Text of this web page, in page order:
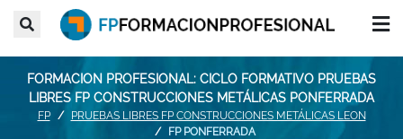
FORMACION PROFESIONAL: CICLO FORMATIVO PRUEBAS
LIBRES FP CONSTRUCCIONES METÁLICAS PONFERRADA
FP
PRUEBAS LIBRES FP CONSTRUCCIONES METÁLICAS LEON
FP PONFERRADA